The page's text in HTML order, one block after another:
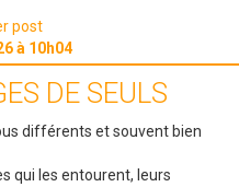
post
à 10h04
DE SEULS
différents et souvent bien
qui les entourent, leurs